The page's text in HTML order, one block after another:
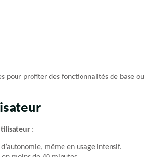
pour profiter des fonctionnalités de base ou
:
même en usage intensif.